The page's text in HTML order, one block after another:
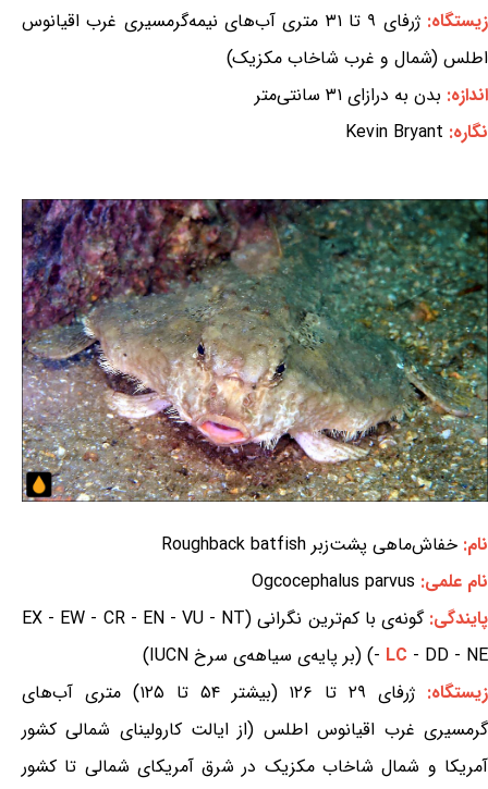
زیستگاه:
ژرفای ۹ تا ۳۱ متری آب‌های نیمه‌گرمسیری غرب اقیانوس
اطلس (شمال و غرب شاخاب مکزیک)
اندازه: بدن به درازای ۳۱ سانتی‌متر
نگاره: Kevin Bryant
نام: خفاش‌ماهی پشت‌زبر Roughback batfish
نام علمی: Ogcocephalus parvus
پایندگی:
گونه‌ی با کم‌ترین نگرانی (EX - EW - CR - EN - VU - NT
- LC - DD - NE) (بر پایه‌ی سیاهه‌ی سرخ IUCN)
زیستگاه:
ژرفای ۲۹ تا ۱۲۶ (بیشتر ۵۴ تا ۱۲۵) متری آب‌های
گرمسیری غرب اقیانوس اطلس (از ایالت کارولینای شمالی کشور
آمریکا و شمال شاخاب مکزیک در شرق آمریکای شمالی تا کشور